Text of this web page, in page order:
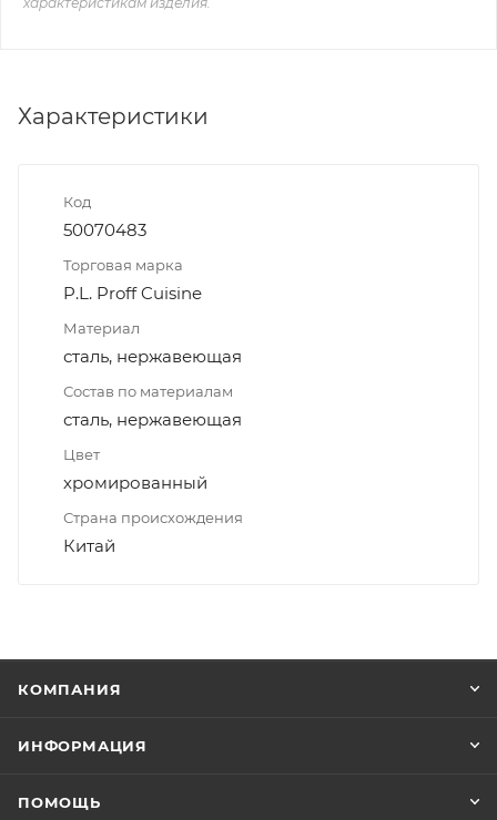
Характеристики
Код
50070483
Торговая марка
P.L. Proff Cuisine
Материал
сталь, нержавеющая
Состав по материалам
сталь, нержавеющая
Цвет
хромированный
Страна происхождения
Китай
КОМПАНИЯ
ИНФОРМАЦИЯ
ПОМОЩЬ